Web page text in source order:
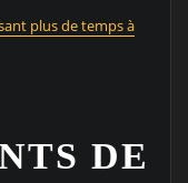
plus de temps à
DE